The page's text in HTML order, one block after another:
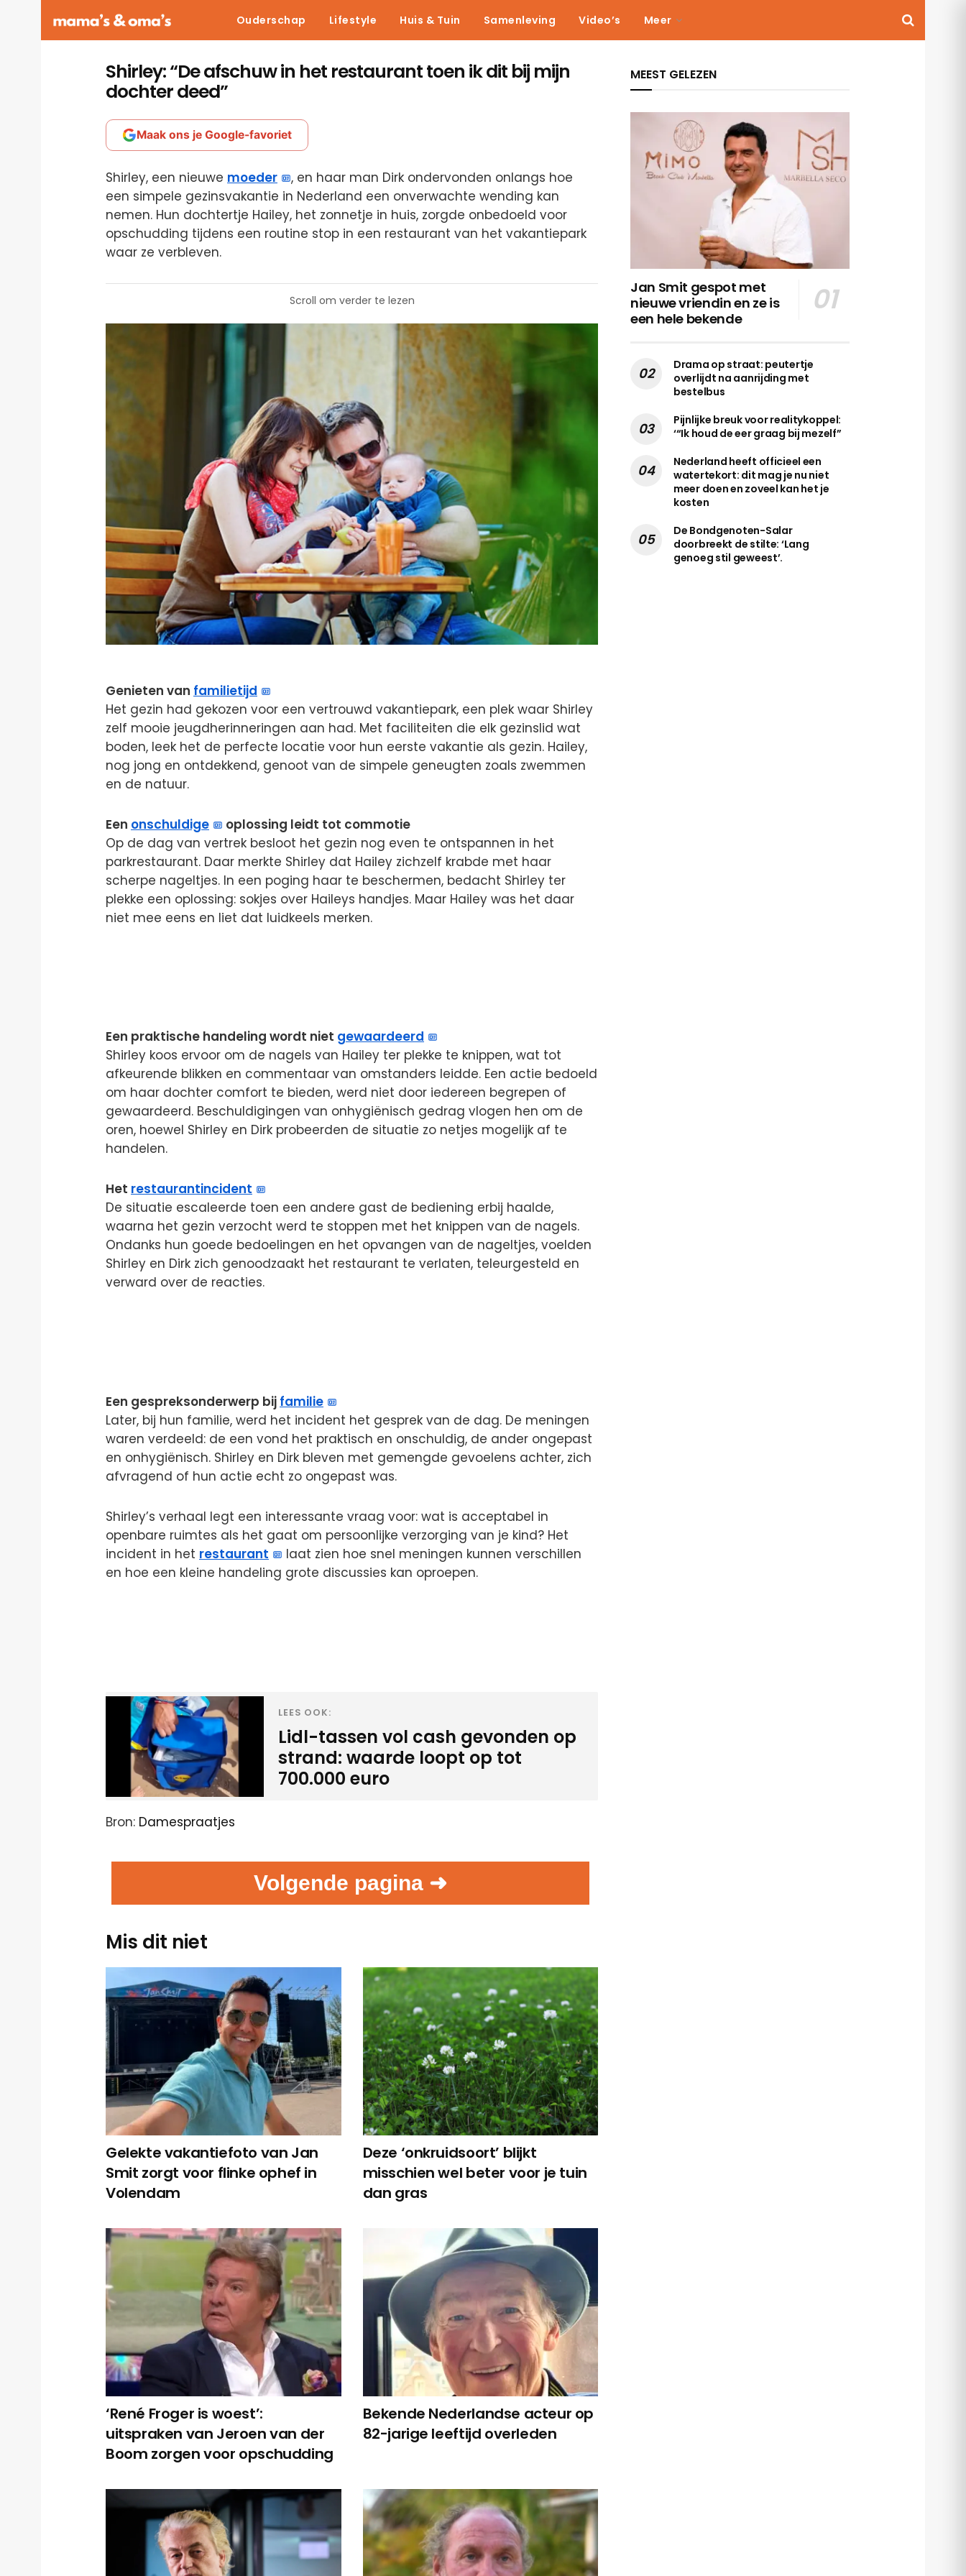
Ouderschap Lifestyle Huis & Tuin Samenleving Video’s Meer
Shirley: “De afschuw in het restaurant toen ik dit bij mijn
dochter deed”
Maak ons je Google-favoriet
Shirley, een nieuwe moeder
, en haar man Dirk ondervonden onlangs hoe
een simpele gezinsvakantie in Nederland een onverwachte wending kan
nemen. Hun dochtertje Hailey, het zonnetje in huis, zorgde onbedoeld voor
opschudding tijdens een routine stop in een restaurant van het vakantiepark
waar ze verbleven.
Scroll om verder te lezen
Genieten van familietijd
Het gezin had gekozen voor een vertrouwd vakantiepark, een plek waar Shirley
zelf mooie jeugdherinneringen aan had. Met faciliteiten die elk gezinslid wat
boden, leek het de perfecte locatie voor hun eerste vakantie als gezin. Hailey,
nog jong en ontdekkend, genoot van de simpele geneugten zoals zwemmen
en de natuur.
Een onschuldige
oplossing leidt tot commotie
Op de dag van vertrek besloot het gezin nog even te ontspannen in het
parkrestaurant. Daar merkte Shirley dat Hailey zichzelf krabde met haar
scherpe nageltjes. In een poging haar te beschermen, bedacht Shirley ter
plekke een oplossing: sokjes over Haileys handjes. Maar Hailey was het daar
niet mee eens en liet dat luidkeels merken.
Een praktische handeling wordt niet gewaardeerd
Shirley koos ervoor om de nagels van Hailey ter plekke te knippen, wat tot
afkeurende blikken en commentaar van omstanders leidde. Een actie bedoeld
om haar dochter comfort te bieden, werd niet door iedereen begrepen of
gewaardeerd. Beschuldigingen van onhygiënisch gedrag vlogen hen om de
oren, hoewel Shirley en Dirk probeerden de situatie zo netjes mogelijk af te
handelen.
Het restaurantincident
De situatie escaleerde toen een andere gast de bediening erbij haalde,
waarna het gezin verzocht werd te stoppen met het knippen van de nagels.
Ondanks hun goede bedoelingen en het opvangen van de nageltjes, voelden
Shirley en Dirk zich genoodzaakt het restaurant te verlaten, teleurgesteld en
verward over de reacties.
Een gespreksonderwerp bij familie
Later, bij hun familie, werd het incident het gesprek van de dag. De meningen
waren verdeeld: de een vond het praktisch en onschuldig, de ander ongepast
en onhygiënisch. Shirley en Dirk bleven met gemengde gevoelens achter, zich
afvragend of hun actie echt zo ongepast was.
Shirley’s verhaal legt een interessante vraag voor: wat is acceptabel in
openbare ruimtes als het gaat om persoonlijke verzorging van je kind? Het
incident in het restaurant
laat zien hoe snel meningen kunnen verschillen
en hoe een kleine handeling grote discussies kan oproepen.
LEES OOK:
Lidl-tassen vol cash gevonden op
strand: waarde loopt op tot
700.000 euro
Bron: Damespraatjes
Volgende pagina ➜
Mis dit niet
Gelekte vakantiefoto van Jan
Smit zorgt voor flinke ophef in
Volendam
Deze ‘onkruidsoort’ blijkt
misschien wel beter voor je tuin
dan gras
‘René Froger is woest’:
uitspraken van Jeroen van der
Boom zorgen voor opschudding
Bekende Nederlandse acteur op
82-jarige leeftijd overleden
MEEST GELEZEN
Jan Smit gespot met
nieuwe vriendin en ze is
een hele bekende
Drama op straat: peutertje
overlijdt na aanrijding met
bestelbus
Pijnlijke breuk voor realitykoppel:
‘“Ik houd de eer graag bij mezelf”
Nederland heeft officieel een
watertekort: dit mag je nu niet
meer doen en zoveel kan het je
kosten
De Bondgenoten-Salar
doorbreekt de stilte: ‘Lang
genoeg stil geweest’.